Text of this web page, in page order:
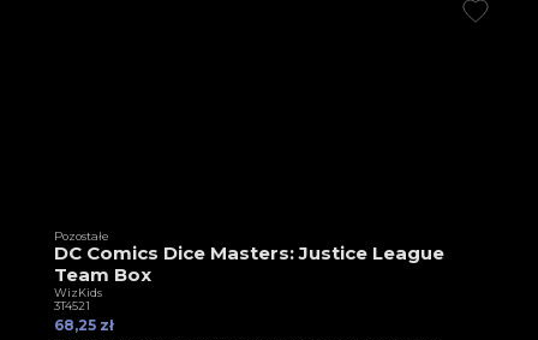
Pozostałe
DC Comics Dice Masters: Justice League
Team Box
WizKids
3T4521
68,25 zł